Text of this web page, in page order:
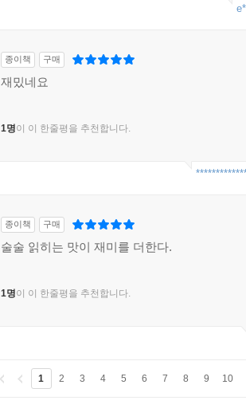
종이책 구매
재밌네요
1명이 이 한줄평을 추천합니다.
종이책 구매
술술 읽히는 맛이 재미를 더한다.
1명이 이 한줄평을 추천합니다.
1 2 3 4 5 6 7 8 9 10